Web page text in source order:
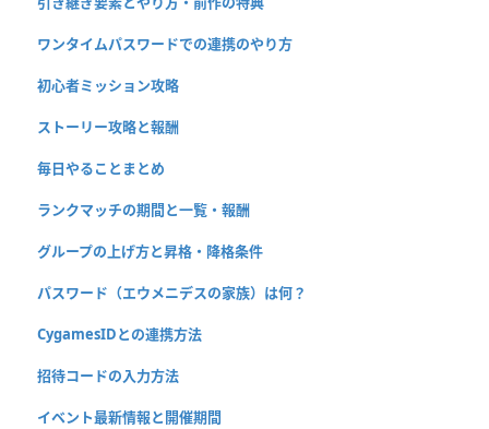
ワンタイムパスワードでの連携のやり方
初心者ミッション攻略
ストーリー攻略と報酬
毎日やることまとめ
ランクマッチの期間と一覧・報酬
グループの上げ方と昇格・降格条件
パスワード（エウメニデスの家族）は何？
CygamesIDとの連携方法
招待コードの入力方法
イベント最新情報と開催期間